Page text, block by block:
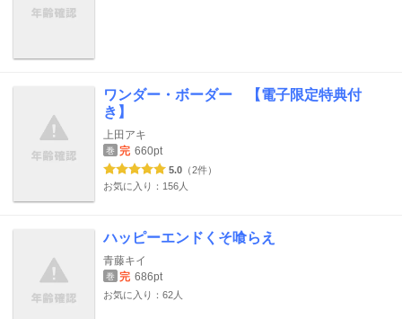
ワンダー・ボーダー 【電子限定特典付
き】
上田アキ
巻 完 660pt
5.0 （2件）
お気に入り：156人
ハッピーエンドくそ喰らえ
青藤キイ
巻 完 686pt
お気に入り：62人